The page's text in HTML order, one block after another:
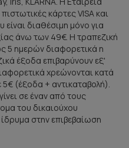
κάρτες VISA και
διαθέσιμη μόνο για
άνω των 49€. Η τραπεζική
5 ημερών διαφορετικά η
έξοδα επιβαρύνουν εξ'
χρεώνονται κατά
5€ (έξοδα + αντικαταβολή).
σε έναν από τους
του δικαιούχου
στην επιβεβαίωση